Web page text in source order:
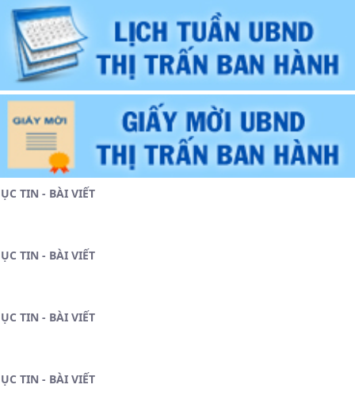
TIN - BÀI VIẾT
TIN - BÀI VIẾT
TIN - BÀI VIẾT
TIN - BÀI VIẾT